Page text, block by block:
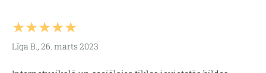
★★★★★
Līga B., 26. marts 2023